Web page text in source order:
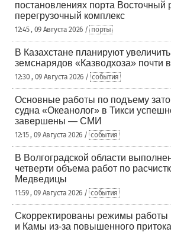
постановлениях порта Восточный
перегрузочный комплекс
12:45 , 09 Августа 2026 / порты
В Казахстане планируют
земснарядов «Казводхоза» почти
12:30 , 09 Августа 2026 / события
Основные работы по подъему
судна «Океанолог» в Тикси
завершены — СМИ
12:15 , 09 Августа 2026 / события
В Волгоградской области
четверти объема работ по
Медведицы
11:59 , 09 Августа 2026 / события
Скорректированы режимы работы
и Камы из-за повышенного